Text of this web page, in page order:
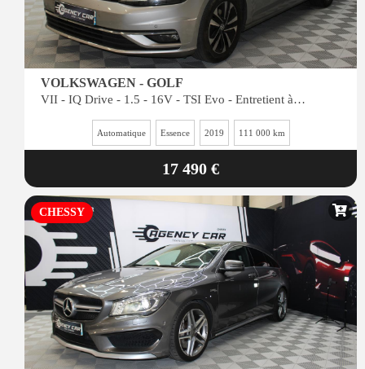
VOLKSWAGEN - GOLF
VII - IQ Drive - 1.5 - 16V - TSI Evo - Entretient à jour
Automatique Essence 2019 111 000 km
17 490 €
CHESSY